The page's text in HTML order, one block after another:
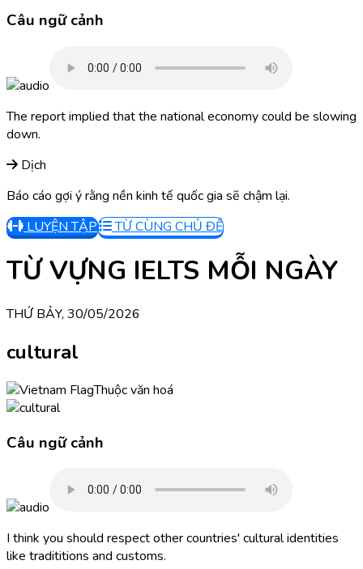
Câu ngữ cảnh
The report implied that the national economy could be slowing
down.
Dịch
Báo cáo gợi ý rằng nền kinh tế quốc gia sẽ chậm lại.
LUYỆN TẬP
TỪ CÙNG CHỦ ĐỀ
TỪ VỰNG IELTS MỖI NGÀY
THỨ BẢY, 30/05/2026
cultural
Thuộc văn hoá
Câu ngữ cảnh
I think you should respect other countries' cultural identities
like tradititions and customs.